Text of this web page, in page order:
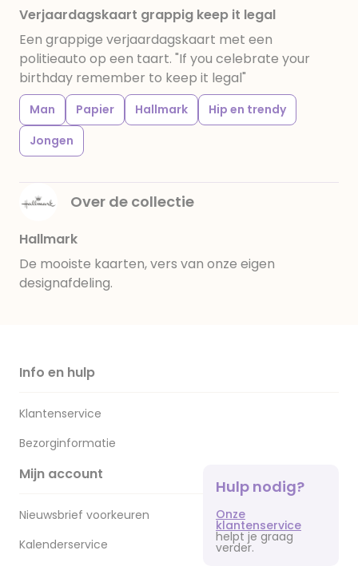
Verjaardagskaart grappig keep it legal
Een grappige verjaardagskaart met een
politieauto op een taart. "If you celebrate your
birthday remember to keep it legal"
Man Papier Hallmark
Hip en trendy
Jongen
Over de collectie
Hallmark
De mooiste kaarten, vers van onze eigen
designafdeling.
Info en hulp
Klantenservice
Bezorginformatie
Mijn account
Nieuwsbrief voorkeuren
Kalenderservice
Hulp nodig?
Onze
klantenservice
helpt je graag
verder.